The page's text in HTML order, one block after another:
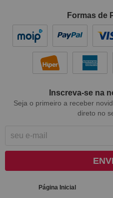
Formas de
Inscreva-se na
Seja o primeiro a receber
direto no
Página Inicial